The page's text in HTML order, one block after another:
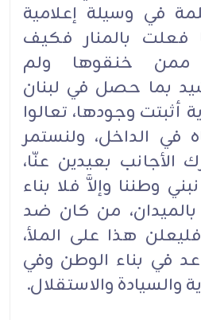
في وسيلة إعلامية
فعلت بالمنار فكيف
ممن خنقوها ولم
بما حصل في لبنان
وجودها، تعالوا
في الداخل، ولنستمر
الأجانب بعيدين عنّا،
وطننا وإلاَّ فلا بناء
بالميدان، من كان ضد
هذا على الملأ،
في بناء الوطن وفي
والسيادة والاستقلال.‏